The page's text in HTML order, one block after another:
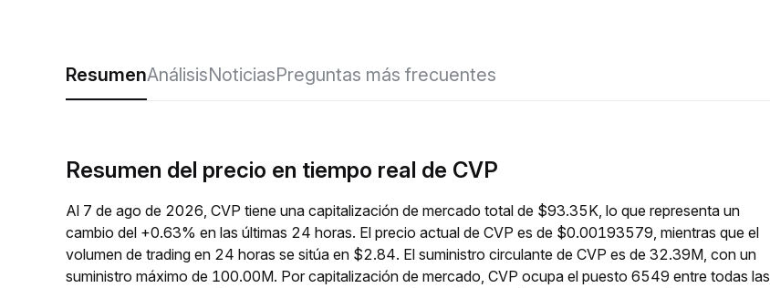
ResumenAnálisisNoticiasPreguntas más frecuentes
Resumen del precio en tiempo real de CVP
Al 7 de ago de 2026, CVP tiene una capitalización de mercado total de $93.35K, lo que representa un
cambio del +0.63% en las últimas 24 horas. El precio actual de CVP es de $0.00193579, mientras que el
volumen de trading en 24 horas se sitúa en $2.84. El suministro circulante de CVP es de 32.39M, con un
suministro máximo de 100.00M. Por capitalización de mercado, CVP ocupa el puesto 6549 entre todas las